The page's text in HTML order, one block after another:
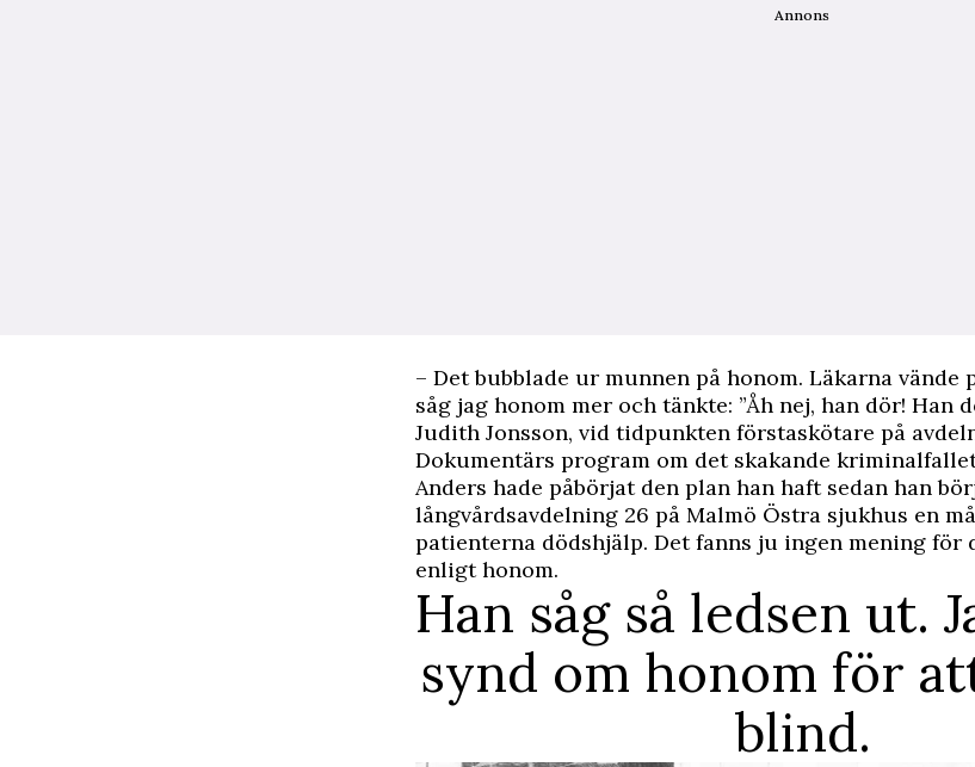
Annons
– Det bubblade ur munnen på honom. Läkarna vände
såg jag honom mer och tänkte: ”Åh nej, han dör! Han
Judith Jonsson, vid tidpunkten förstaskötare på
Dokumentärs program om det skakande
Anders hade påbörjat den plan han haft sedan han
långvårdsavdelning 26 på Malmö Östra sjukhus en
patienterna dödshjälp. Det fanns ju ingen mening för
enligt honom.
Han såg så ledsen ut.
synd om honom för
blind.